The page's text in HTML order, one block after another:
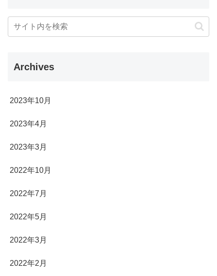
Archives
2023年10月
2023年4月
2023年3月
2022年10月
2022年7月
2022年5月
2022年3月
2022年2月